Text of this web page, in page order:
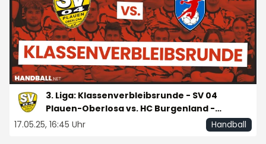
3. Liga: Klassenverbleibsrunde - SV 04
Plauen-Oberlosa vs. HC Burgenland -
Spieltag 1
17.05.25, 16:45 Uhr Handball